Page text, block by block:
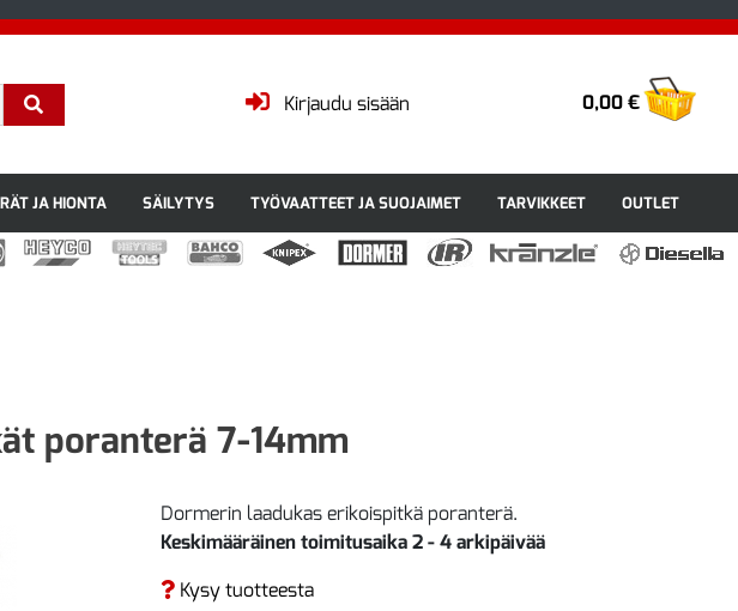
0,00 €
Kirjaudu sisään
JA HIONTA SÄILYTYS TYÖVAATTEET JA SUOJAIMET TARVIKKEET OUTLET
poranterä 7-14mm
Dormerin laadukas erikoispitkä poranterä.
Keskimääräinen toimitusaika 2 - 4 arkipäivää
Kysy tuotteesta